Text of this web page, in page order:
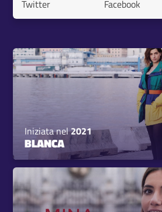
Twitter Facebook
Iniziata nel2021
BLANCA